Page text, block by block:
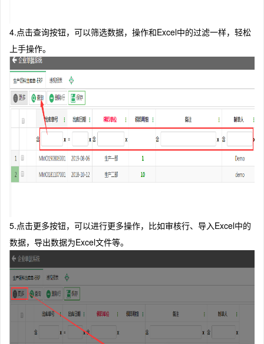
4.点击查询按钮，可以筛选数据，操作和Excel中的过滤一样，轻松
上手操作。
5.点击更多按钮，可以进行更多操作，比如审核行、导入Excel中的
数据，导出数据为Excel文件等。